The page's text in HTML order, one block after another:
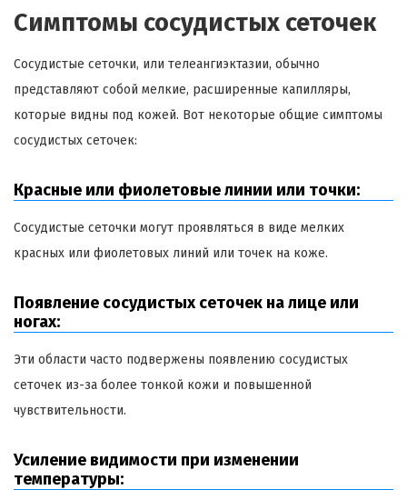
Симптомы сосудистых сеточек
Сосудистые сеточки, или телеангиэктазии, обычно
представляют собой мелкие, расширенные капилляры,
которые видны под кожей. Вот некоторые общие симптомы
сосудистых сеточек:
Красные или фиолетовые линии или точки:
Сосудистые сеточки могут проявляться в виде мелких
красных или фиолетовых линий или точек на коже.
Появление сосудистых сеточек на лице или
ногах:
Эти области часто подвержены появлению сосудистых
сеточек из-за более тонкой кожи и повышенной
чувствительности.
Усиление видимости при изменении
температуры: